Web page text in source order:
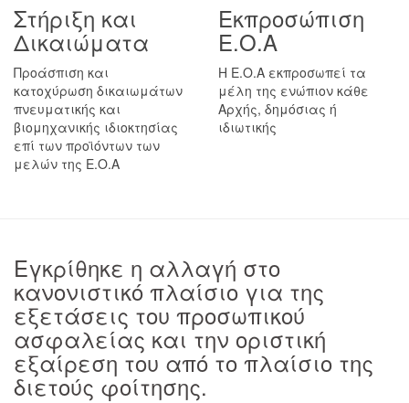
Στήριξη και
Δικαιώματα
Προάσπιση και
κατοχύρωση δικαιωμάτων
πνευματικής και
βιομηχανικής ιδιοκτησίας
επί των προϊόντων των
μελών της Ε.Ο.Α
Εκπροσώπιση
Ε.Ο.Α
H E.O.A εκπροσωπεί τα
μέλη της ενώπιον κάθε
Αρχής, δημόσιας ή
ιδιωτικής
Εγκρίθηκε η αλλαγή στο
κανονιστικό πλαίσιο για της
εξετάσεις του προσωπικού
ασφαλείας και την οριστική
εξαίρεση του από το πλαίσιο της
διετούς φοίτησης.